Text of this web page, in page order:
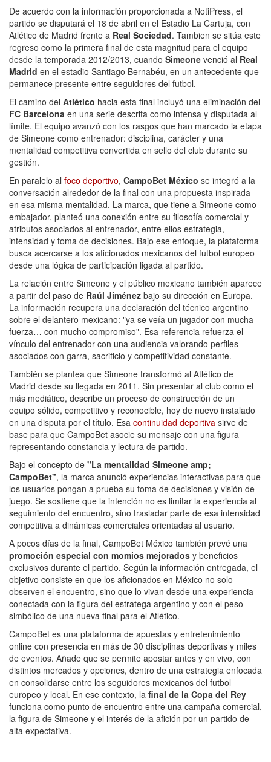
De acuerdo con la información proporcionada a NotiPress, el
partido se disputará el 18 de abril en el Estadio La Cartuja, con
Atlético de Madrid frente a Real Sociedad. Tambien se sitúa este
regreso como la primera final de esta magnitud para el equipo
desde la temporada 2012/2013, cuando Simeone venció al Real
Madrid en el estadio Santiago Bernabéu, en un antecedente que
permanece presente entre seguidores del futbol.
El camino del Atlético hacia esta final incluyó una eliminación del
FC Barcelona en una serie descrita como intensa y disputada al
límite. El equipo avanzó con los rasgos que han marcado la etapa
de Simeone como entrenador: disciplina, carácter y una
mentalidad competitiva convertida en sello del club durante su
gestión.
En paralelo al foco deportivo, CampoBet México se integró a la
conversación alrededor de la final con una propuesta inspirada
en esa misma mentalidad. La marca, que tiene a Simeone como
embajador, planteó una conexión entre su filosofía comercial y
atributos asociados al entrenador, entre ellos estrategia,
intensidad y toma de decisiones. Bajo ese enfoque, la plataforma
busca acercarse a los aficionados mexicanos del futbol europeo
desde una lógica de participación ligada al partido.
La relación entre Simeone y el público mexicano también aparece
a partir del paso de Raúl Jiménez bajo su dirección en Europa.
La información recupera una declaración del técnico argentino
sobre el delantero mexicano: "ya se veía un jugador con mucha
fuerza… con mucho compromiso". Esa referencia refuerza el
vínculo del entrenador con una audiencia valorando perfiles
asociados con garra, sacrificio y competitividad constante.
También se plantea que Simeone transformó al Atlético de
Madrid desde su llegada en 2011. Sin presentar al club como el
más mediático, describe un proceso de construcción de un
equipo sólido, competitivo y reconocible, hoy de nuevo instalado
en una disputa por el título. Esa continuidad deportiva sirve de
base para que CampoBet asocie su mensaje con una figura
representando constancia y lectura de partido.
Bajo el concepto de "La mentalidad Simeone amp;
CampoBet", la marca anunció experiencias interactivas para que
los usuarios pongan a prueba su toma de decisiones y visión de
juego. Se sostiene que la intención no es limitar la experiencia al
seguimiento del encuentro, sino trasladar parte de esa intensidad
competitiva a dinámicas comerciales orientadas al usuario.
A pocos días de la final, CampoBet México también prevé una
promoción especial con momios mejorados y beneficios
exclusivos durante el partido. Según la información entregada, el
objetivo consiste en que los aficionados en México no solo
observen el encuentro, sino que lo vivan desde una experiencia
conectada con la figura del estratega argentino y con el peso
simbólico de una nueva final para el Atlético.
CampoBet es una plataforma de apuestas y entretenimiento
online con presencia en más de 30 disciplinas deportivas y miles
de eventos. Añade que se permite apostar antes y en vivo, con
distintos mercados y opciones, dentro de una estrategia enfocada
en consolidarse entre los seguidores mexicanos del futbol
europeo y local. En ese contexto, la final de la Copa del Rey
funciona como punto de encuentro entre una campaña comercial,
la figura de Simeone y el interés de la afición por un partido de
alta expectativa.